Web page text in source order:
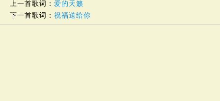
上一首歌词： 爱的天籁
下一首歌词： 祝福送给你